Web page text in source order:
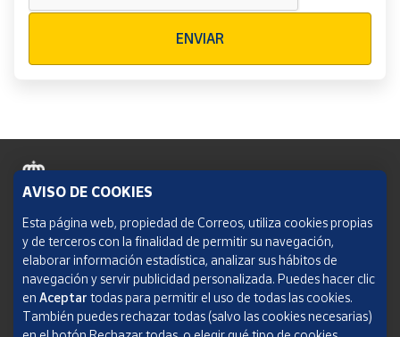
ENVIAR
Política de cookies
Aviso legal
Condiciones del servicio
Política de Privacidad Web
AVISO DE COOKIES
Esta página web, propiedad de Correos, utiliza cookies propias
y de terceros con la finalidad de permitir su navegación,
elaborar información estadística, analizar sus hábitos de
navegación y servir publicidad personalizada. Puedes hacer clic
en Aceptar todas para permitir el uso de todas las cookies.
También puedes rechazar todas (salvo las cookies necesarias)